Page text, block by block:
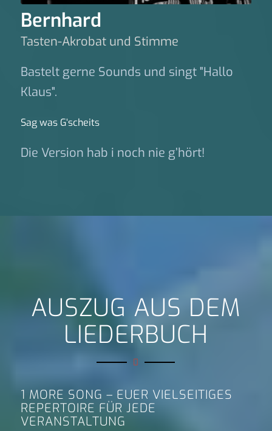
Bernhard
Tasten-Akrobat und Stimme
Bastelt gerne Sounds und singt "Hallo
Klaus".
Sag was G‘scheits
Die Version hab i noch nie g’hört!
AUSZUG AUS DEM
LIEDERBUCH
1 MORE SONG – EUER VIELSEITIGES
REPERTOIRE FÜR JEDE
VERANSTALTUNG